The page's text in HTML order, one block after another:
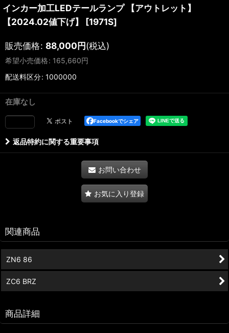
インカー加工LEDテールランプ 【アウトレット】
【2024.02値下げ】
[1971S]
販売価格: 88,000円(税込)
希望小売価格: 165,660円
配送料区分: 1000000
在庫なし
Facebookでシェア
返品特約に関する重要事項
お問い合わせ
お気に入り登録
関連商品
ZN6 86
ZC6 BRZ
商品詳細